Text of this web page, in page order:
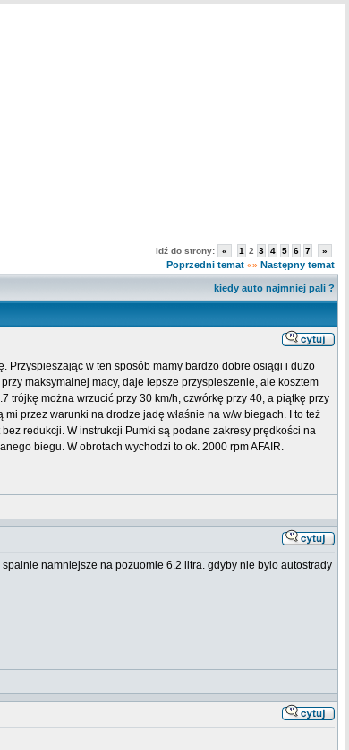
Idź do strony: « 1 2 3 4 5 6 7 »
Poprzedni temat «» Następny temat
kiedy auto najmniej pali ?
Przyspieszając w ten sposób mamy bardzo dobre osiągi i dużo
maksymalnej macy, daje lepsze przyspieszenie, ale kosztem
można wrzucić przy 30 km/h, czwórkę przy 40, a piątkę przy
przez warunki na drodze jadę właśnie na w/w biegach. I to też
redukcji. W instrukcji Pumki są podane zakresy prędkości na
biegu. W obrotach wychodzi to ok. 2000 rpm AFAIR.
namniejsze na pozuomie 6.2 litra. gdyby nie bylo autostrady